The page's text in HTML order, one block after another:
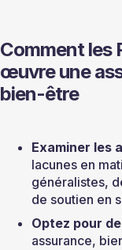
Comment les
œuvre une
bien-être
Examiner les
lacunes en
généralistes,
de soutien en
Optez pour
assurance,